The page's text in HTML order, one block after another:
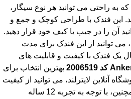
به راحتی می توانید هر نوع سیگار،
این فندک با طراحی کوچک و جمع و
آن را در جیب یا کیف خود قرار دهید.
می توانید از این فندک برای مدت
یک فندک با کیفیت و قابلیت های
بهترین انتخاب برای
آنلاین لایترلند، می توانید از کیفیت
بالا و قیمت مناسب آن لذت ببرید. همچنین، با توجه به تجربه 12 ساله